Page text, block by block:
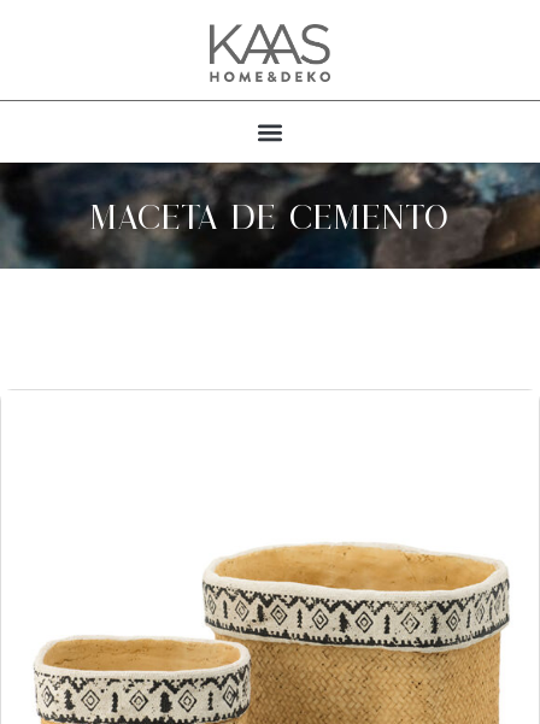
MACETA DE CEMENTO